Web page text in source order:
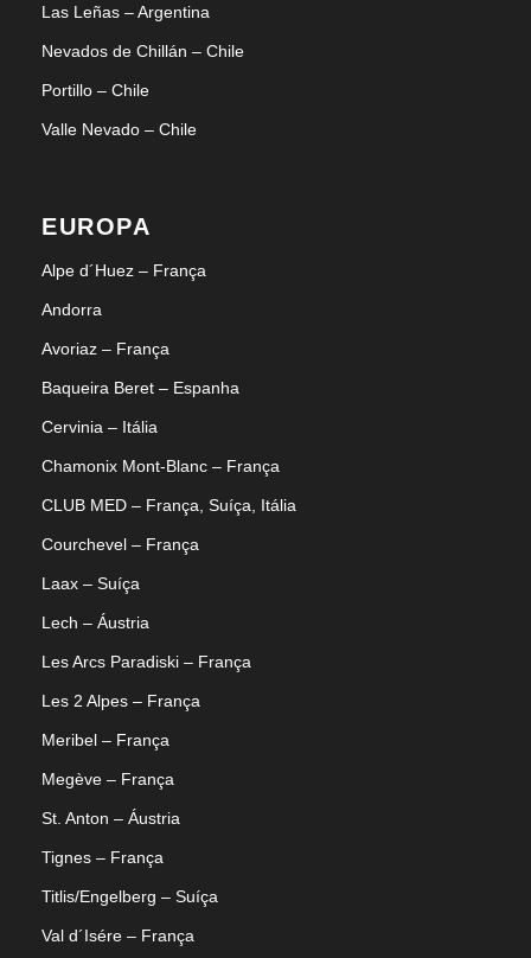
Las Leñas – Argentina
Nevados de Chillán – Chile
Portillo – Chile
Valle Nevado – Chile
EUROPA
Alpe d´Huez – França
Andorra
Avoriaz – França
Baqueira Beret – Espanha
Cervinia – Itália
Chamonix Mont-Blanc – França
CLUB MED – França, Suíça, Itália
Courchevel – França
Laax – Suíça
Lech – Áustria
Les Arcs Paradiski – França
Les 2 Alpes – França
Meribel – França
Megève – França
St. Anton – Áustria
Tignes – França
Titlis/Engelberg – Suíça
Val d´Isére – França